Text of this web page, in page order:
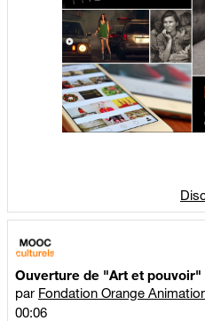
Ouverture de "Art et pouvoir"
par Fondation Orange
00:06